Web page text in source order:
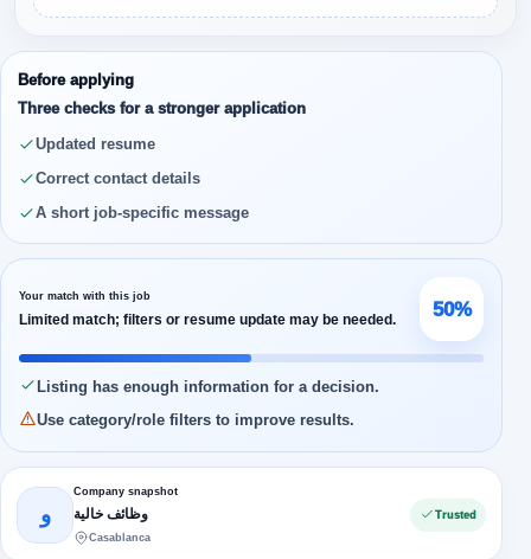
Before applying
Three checks for a stronger application
Updated resume
Correct contact details
A short job-specific message
Your match with this job
Limited match; filters or resume update may be needed. 50%
Listing has enough information for a decision.
Use category/role filters to improve results.
و
Company snapshot
وظائف خالية
Casablanca
Trusted